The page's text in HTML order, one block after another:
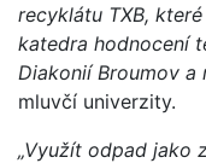
recyklátu TXB,
katedra hodnocení
Diakonií Broumov a
mluvčí univerzity.
„Využít odpad jako